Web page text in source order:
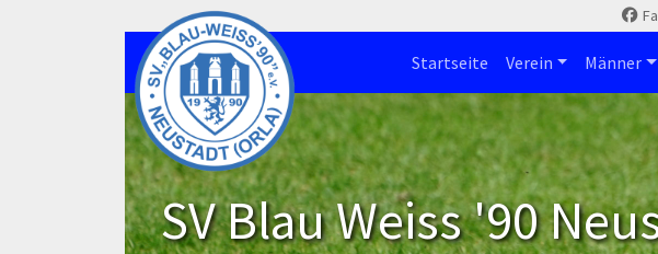
Startseite Verein Männer
SV Blau Weiss '90